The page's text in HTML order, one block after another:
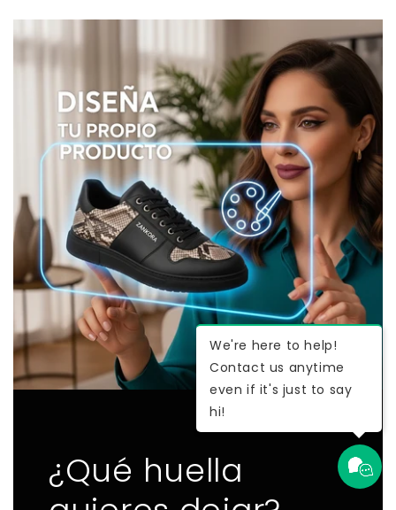
¿Qué huella
We're here to help!
Contact us anytime
even if it's just to say
hi!